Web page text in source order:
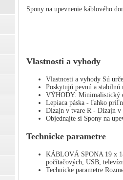
Spony na upevnenie káblového
Vlastnosti a vyhody
Vlastnosti a vyhody Sú
Poskytujú pevnú a stabilnú
VÝHODY: Minimalistický
Lepiaca páska - ľahko
Dizajn v tvare R - Dizajn v
Objednajte si Spony na
Technicke parametre
KÁBLOVÁ SPONA 19 x
počítačových, USB,
Technicke parametre